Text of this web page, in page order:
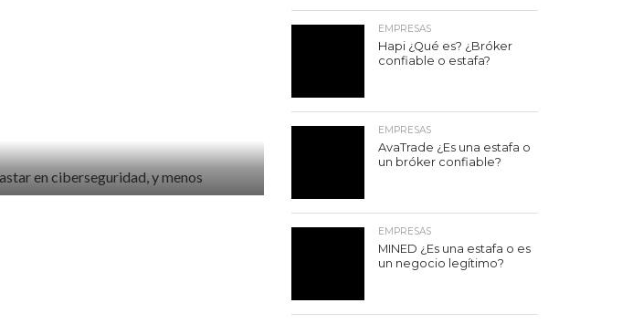
EMPRESAS
Hapi ¿Qué es? ¿Bróker
confiable o estafa?
EMPRESAS
AvaTrade ¿Es una estafa o
un bróker confiable?
EMPRESAS
MINED ¿Es una estafa o es
un negocio legítimo?